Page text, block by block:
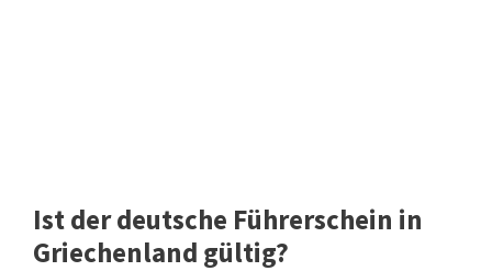
Ist der deutsche Führerschein in
Griechenland gültig?